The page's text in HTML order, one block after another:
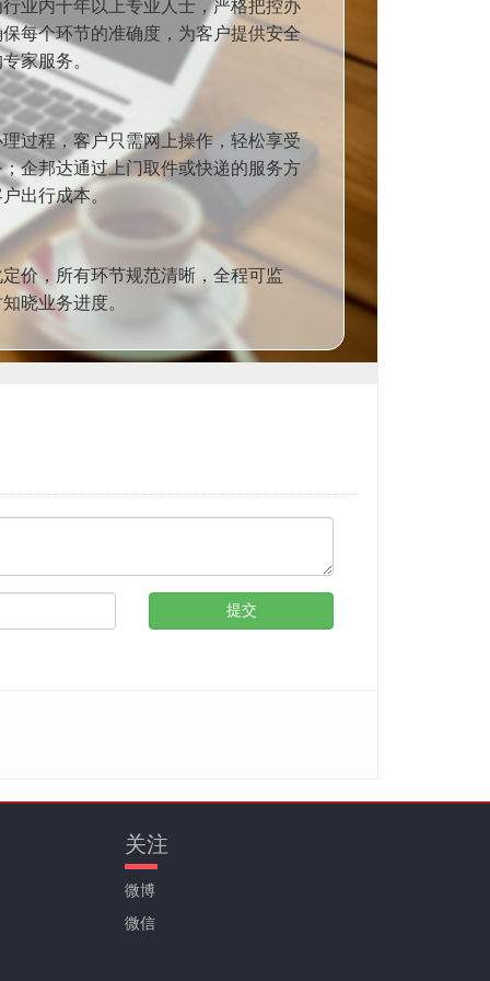
业内十年以上专业人士，严格把控办
每个环节的准确度，为客户提供安全
家服务。
过程，客户只需网上操作，轻松享受
企邦达通过上门取件或快递的服务方
出行成本。
价，所有环节规范清晰，全程可监
晓业务进度。
提交
关注
微博
微信